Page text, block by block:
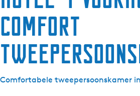
Comfort
Comfortabele tweepersoonskamer